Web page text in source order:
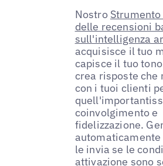
Nostro
delle recensioni
sull'intelligenza
acquisisce il tuo
capisce il tuo
crea risposte che
con i tuoi clienti
coinvolgimento e
fidelizzazione.
le invia se le
attivazione sono